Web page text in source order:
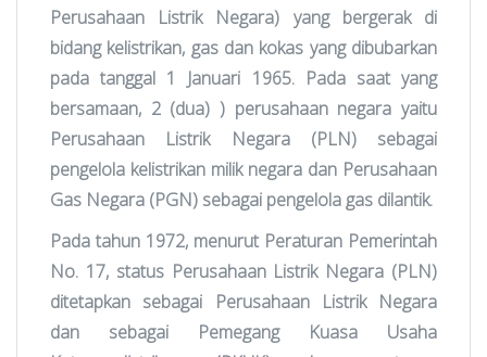
Perusahaan Listrik Negara) yang bergerak di
bidang kelistrikan, gas dan kokas yang dibubarkan
pada tanggal 1 Januari 1965. Pada saat yang
bersamaan, 2 (dua) ) perusahaan negara yaitu
Perusahaan Listrik Negara (PLN) sebagai
pengelola kelistrikan milik negara dan Perusahaan
Gas Negara (PGN) sebagai pengelola gas dilantik.
Pada tahun 1972, menurut Peraturan Pemerintah
No. 17, status Perusahaan Listrik Negara (PLN)
ditetapkan sebagai Perusahaan Listrik Negara
dan sebagai Pemegang Kuasa Usaha